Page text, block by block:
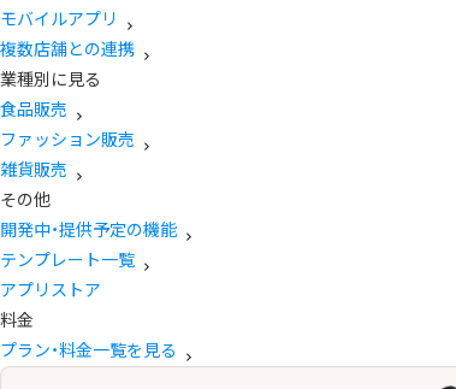
モバイルアプリ
複数店舗との連携
業種別に見る
食品販売
ファッション販売
雑貨販売
その他
開発中・提供予定の機能
テンプレート一覧
アプリストア
料金
プラン・料金一覧を見る